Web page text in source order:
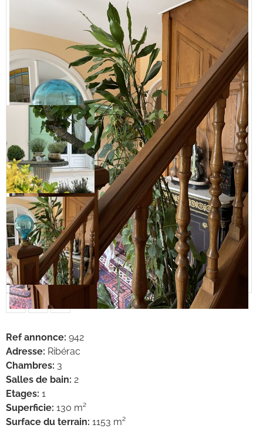
Ref annonce: 942
Adresse: Ribérac
Chambres: 3
Salles de bain: 2
Etages: 1
Superficie: 130 m²
Surface du terrain: 1153 m²